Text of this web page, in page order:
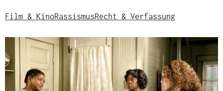
Film & KinoRassismusRecht & Verfassung